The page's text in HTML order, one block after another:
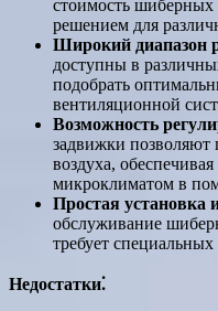
стоимость шиберных
решением для
Широкий диапазон
доступны в
подобрать
вентиляционной
Возможность
задвижки позволяют
воздуха,
микроклиматом в
Простая установка
обслуживание
требует
Недостатки⁚